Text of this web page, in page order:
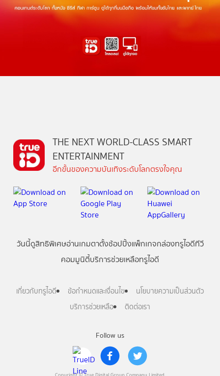
Follow us
THE NEXT WORLD-CLASS SMART
ENTERTAINMENT
อีกขั้นของความบันเทิงระดับโลกตรงใจคุณ
วันนี้ดูสิทธิพิเศษอ่านเกมตาตั้งช้อปปิ้งแพ็กเกจกล่องทรูไอดีทีวี
คอมมูนิตี้บริการช่วยเหลือทรูไอดี
เกี่ยวกับทรูไอดี ข้อกำหนดและเงื่อนไข
นโยบายความเป็นส่วนตัว
บริการช่วยเหลือ
ติดต่อเรา